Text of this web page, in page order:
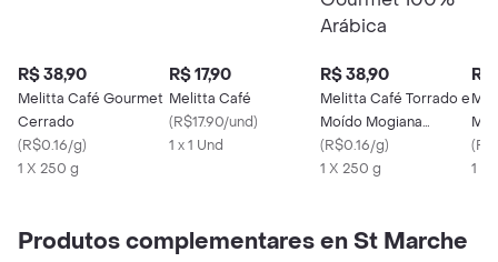
R$ 38,90
Melitta Café Gourmet
Cerrado
(R$0.16/g)
1 X 250 g
R$ 17,90
Melitta Café
(R$17.90/und)
1 x 1 Und
R$ 38,90
Melitta Café Torrado e
Moído Mogiana
Gourmet 100%
Arábica
(R$0.16/g)
1 X 250 g
R$
(
1 X
Produtos complementares en St Marche